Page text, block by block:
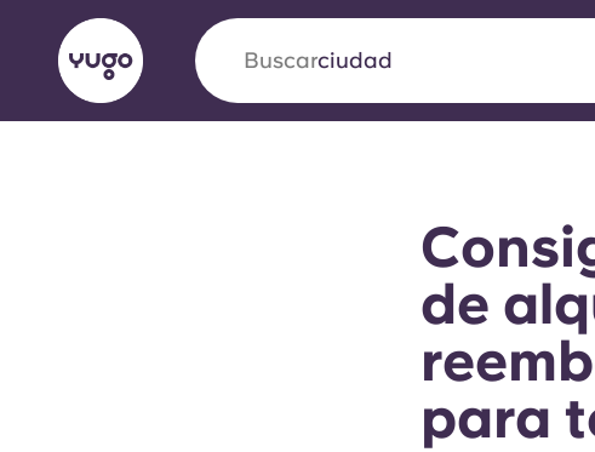
Buscarpaís
Yugo VCARB: Impulsando una
en el alojamiento para
de
para